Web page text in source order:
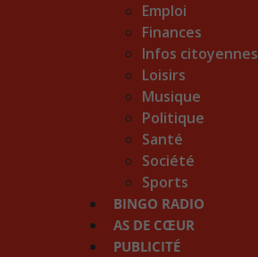
Emploi
Finances
Infos citoyennes
Loisirs
Musique
Politique
Santé
Société
Sports
BINGO RADIO
AS DE CŒUR
PUBLICITÉ